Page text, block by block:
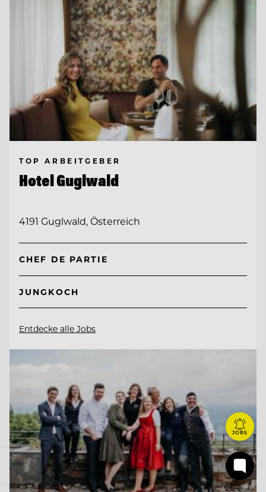
TOP ARBEITGEBER
Hotel Guglwald
4191 Guglwald, Österreich
CHEF DE PARTIE
JUNGKOCH
Entdecke alle Jobs
JOBS